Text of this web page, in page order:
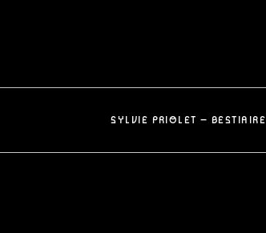
SYLVIE PRIOLET – BESTIAIRE